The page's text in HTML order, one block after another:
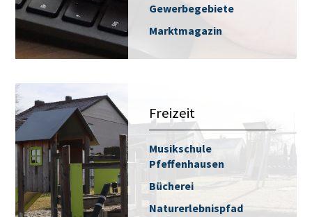
Gewerbegebiete
Marktmagazin
Freizeit
Musikschule
Pfeffenhausen
Bücherei
Naturerlebnispfad